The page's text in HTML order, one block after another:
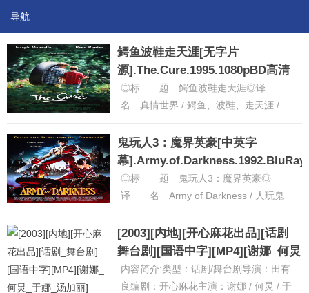
导航
鳄鱼波鞋走天涯[无字片
源].The.Cure.1995.1080pBD高清
◎标 题 鳄鱼波鞋走天涯◎译
名 真情世界 / 鳄鱼、波鞋、走天涯 /
Cure......
[详细]
鬼玩人3：魔界英豪[中英字
幕
高清
◎标 题 鬼玩人3：魔界英豪◎
译 名 Army of Darkness / 人玩鬼
黑大军...... [详细]
[2003][内地][开心麻花出品][话剧_
舞台剧][国语中字][MP4][谢娜_何炅
_于娜_汤加丽][560M]
内容简介:类型：话剧/舞台剧导演：田有
良编剧：开心麻花主演：谢娜 / 何炅 / 于